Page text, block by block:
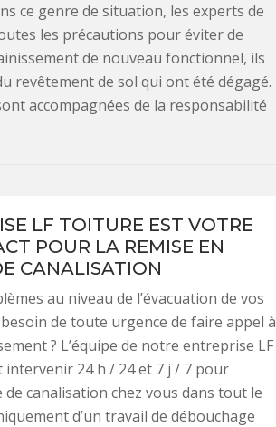
ce genre de situation, les experts de
les précautions pour éviter de
de nouveau fonctionnel, ils
revêtement de sol qui ont été dégagé.
accompagnées de la responsabilité
LF TOITURE EST VOTRE
POUR LA REMISE EN
CANALISATION
au niveau de l’évacuation de vos
de toute urgence de faire appel à
? L’équipe de notre entreprise LF
24 h / 24 et 7 j / 7 pour
canalisation chez vous dans tout le
d’un travail de débouchage